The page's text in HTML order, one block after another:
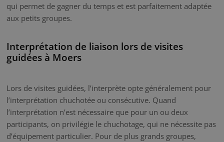
qui permet de gagner du temps et est parfaitement adaptée
aux petits groupes.
Interprétation de liaison lors de visites
guidées à Moers
Lors de visites guidées, l’interprète opte généralement pour
l’interprétation chuchotée ou consécutive. Quand
l’interprétation n’est nécessaire que pour un ou deux
participants, on privilégie le chuchotage, qui ne nécessite pas
d’équipement particulier. Pour de plus grands groupes,